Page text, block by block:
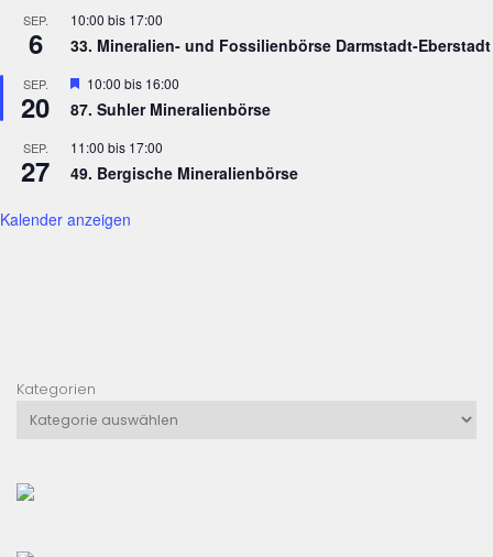
SEP.
6
10:00 bis 17:00
33. Mineralien- und Fossilienbörse Darmstadt-Eberstadt
SEP.
20
Hervorgehoben
10:00 bis 16:00
87. Suhler Mineralienbörse
SEP.
27
11:00 bis 17:00
49. Bergische Mineralienbörse
Kalender anzeigen
Kategorien